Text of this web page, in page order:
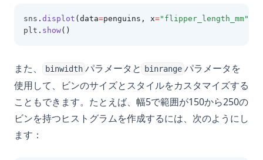
sns . displot (data=penguins, x="flipper_length_mm"
plt . show()
また、 binwidth パラメータと binrange パラメータを
使用して、ビンのサイズとスタイルをカスタマイズする
こともできます。たとえば、幅5で範囲が150から250の
ビンを持つヒストグラムを作成するには、次のようにし
ます：